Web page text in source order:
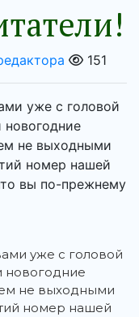
151
уже с головой
новогодние
не выходными
номер нашей
вы по-прежнему
уже с головой
новогодние
не выходными
номер нашей